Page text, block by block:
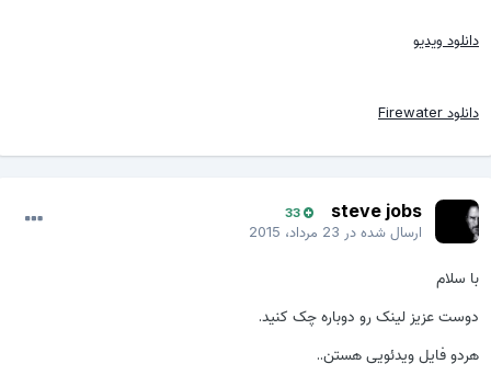
دانلود ویدیو
دانلود Firewater
steve jobs
33
ارسال شده در23 مرداد، 2015
با سلام
دوست عزیز لینک رو دوباره چک کنید.
هردو فایل ویدئویی هستن..